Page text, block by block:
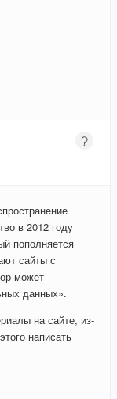
в 2012 году
пополняется
сайты с
может
данных».
на сайте, из-
написать